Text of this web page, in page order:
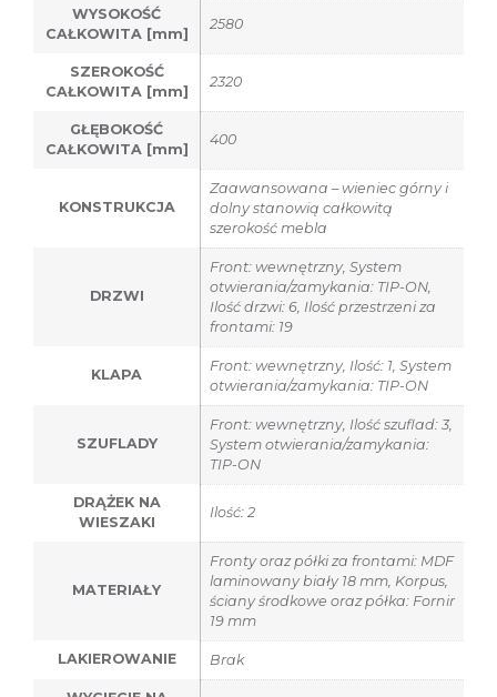
WYSOKOŚĆ
CAŁKOWITA [mm]
2580
SZEROKOŚĆ
CAŁKOWITA [mm]
2320
GŁĘBOKOŚĆ
CAŁKOWITA [mm]
400
KONSTRUKCJA
Zaawansowana – wieniec górny i
dolny stanowią całkowitą
szerokość mebla
DRZWI
Front: wewnętrzny, System
otwierania/zamykania: TIP-ON,
Ilość drzwi: 6, Ilość przestrzeni za
frontami: 19
KLAPA
Front: wewnętrzny, Ilość: 1, System
otwierania/zamykania: TIP-ON
SZUFLADY
Front: wewnętrzny, Ilość szuflad: 3,
System otwierania/zamykania:
TIP-ON
DRĄŻEK NA
WIESZAKI
Ilość: 2
MATERIAŁY
Fronty oraz półki za frontami: MDF
laminowany biały 18 mm, Korpus,
ściany środkowe oraz półka: Fornir
19 mm
LAKIEROWANIE Brak